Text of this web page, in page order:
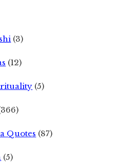
(3)
(12)
(5)
Quotes (87)
(5)